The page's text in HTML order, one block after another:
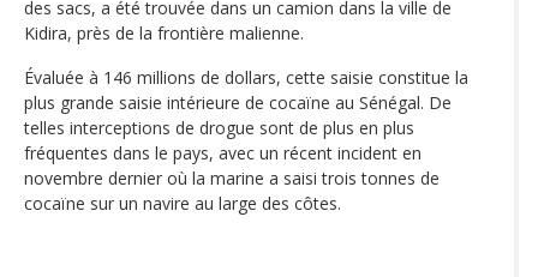
des sacs, a été trouvée dans un camion dans la ville de
Kidira, près de la frontière malienne.
Évaluée à 146 millions de dollars, cette saisie constitue la
plus grande saisie intérieure de cocaïne au Sénégal. De
telles interceptions de drogue sont de plus en plus
fréquentes dans le pays, avec un récent incident en
novembre dernier où la marine a saisi trois tonnes de
cocaïne sur un navire au large des côtes.